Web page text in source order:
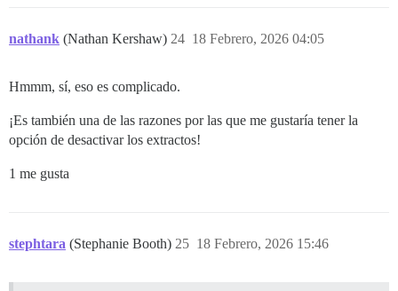
nathank (Nathan Kershaw) 18 Febrero, 2026 04:05
24
Hmmm, sí, eso es complicado.
¡Es también una de las razones por las que me gustaría tener la
opción de desactivar los extractos!
1 me gusta
stephtara (Stephanie Booth) 18 Febrero, 2026 15:46
25